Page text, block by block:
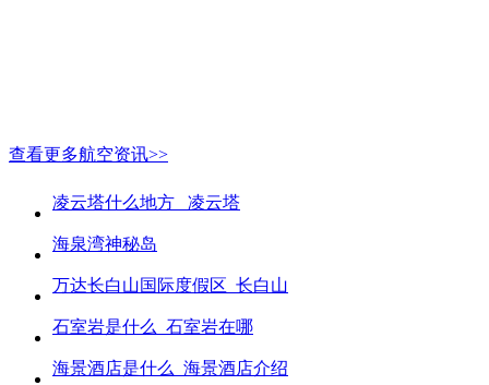
查看更多航空资讯>>
凌云塔什么地方_ 凌云塔
海泉湾神秘岛
万达长白山国际度假区_长白山
石室岩是什么_石室岩在哪
海景酒店是什么_海景酒店介绍